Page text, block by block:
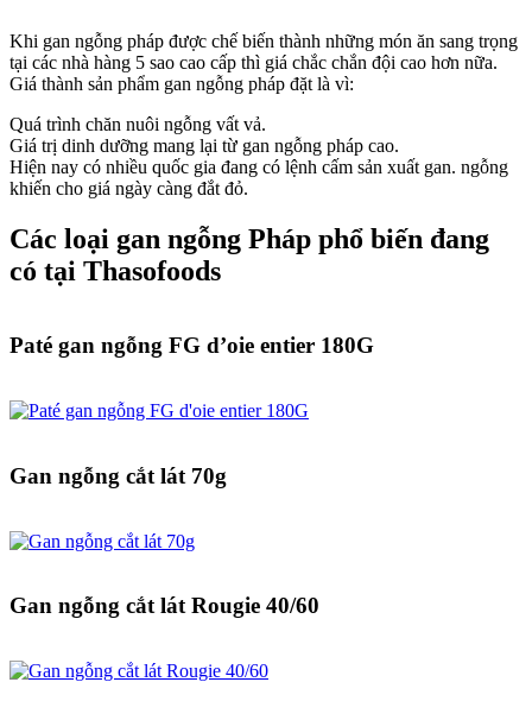
Khi gan ngỗng pháp được chế biến thành những món ăn sang trọng
tại các nhà hàng 5 sao cao cấp thì giá chắc chắn đội cao hơn nữa.
Giá thành sản phẩm gan ngỗng pháp đặt là vì:
Quá trình chăn nuôi ngỗng vất vả.
Giá trị dinh dưỡng mang lại từ gan ngỗng pháp cao.
Hiện nay có nhiều quốc gia đang có lệnh cấm sản xuất gan. ngỗng
khiến cho giá ngày càng đắt đỏ.
Các loại gan ngỗng Pháp phổ biến đang
có tại Thasofoods
Paté gan ngỗng FG d’oie entier 180G
Gan ngỗng cắt lát 70g
Gan ngỗng cắt lát Rougie 40/60